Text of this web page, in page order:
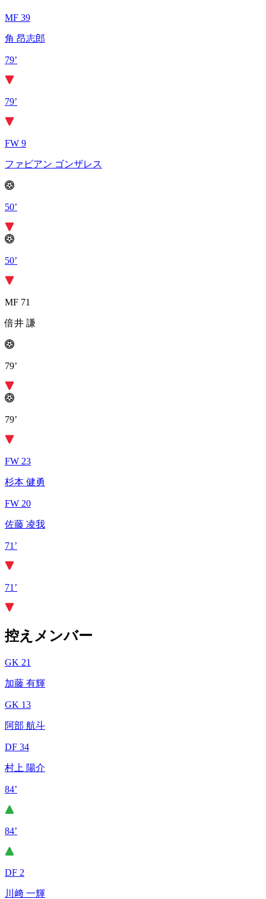
MF 39
角 昂志郎
79’
79’
FW 9
ファビアン ゴンザレス
50’
50’
MF 71
倍井 謙
79’
79’
FW 23
杉本 健勇
FW 20
佐藤 凌我
71’
71’
控えメンバー
GK 21
加藤 有輝
GK 13
阿部 航斗
DF 34
村上 陽介
84’
84’
DF 2
川﨑 一輝